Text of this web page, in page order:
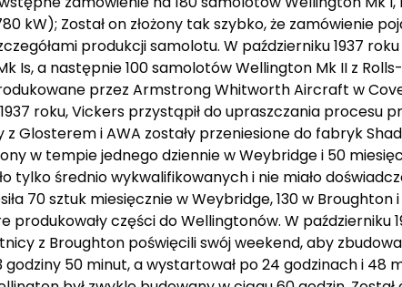
kW); Został on złożony tak szybko, że zamówienie
produkcji samolotu. W październiku 1937
Is, a następnie 100 samolotów Wellington Mk II z
przez Armstrong Whitworth Aircraft w
roku, Vickers przystąpił do upraszczania procesu
Glosterem i AWA zostały przeniesione do fabryk
w tempie jednego dziennie w Weybridge i 50
tylko średnio wykwalifikowanych i nie miało
70 sztuk miesięcznie w Weybridge, 130 w Broughton
części do Wellingtonów. W październiku
z Broughton poświęcili swój weekend, aby
50 minut, a wystartował po 24 godzinach i 48